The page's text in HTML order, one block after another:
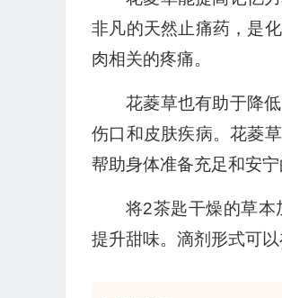
非凡的天然止痛药，是
肉相关的疼痛。
花菱草也有助于降
伤口和皮肤疾病。花菱
帮助身体准备充足和安宁
将2茶匙干燥的草
提升甜味。滴剂形式可